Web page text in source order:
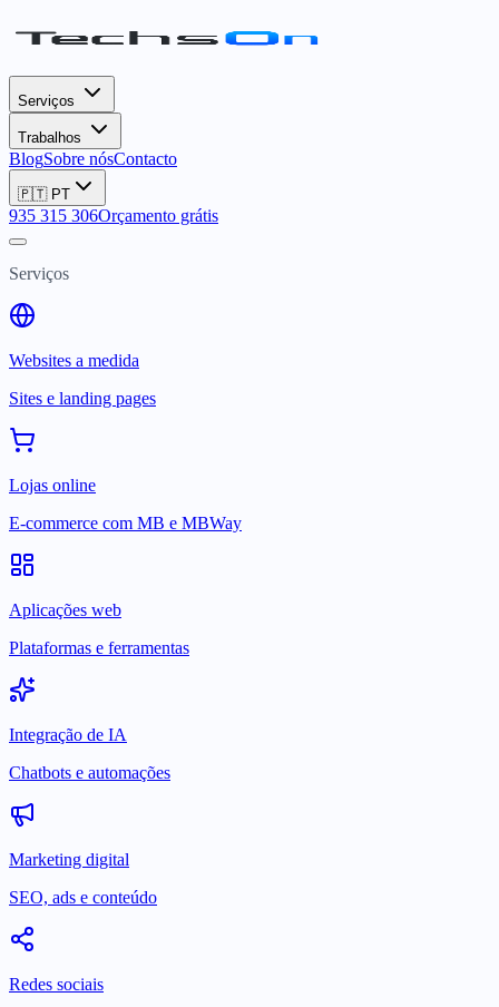
Serviços
Trabalhos
BlogSobre nósContacto
🇵🇹 PT
935 315 306Orçamento grátis
Serviços
Websites a medida
Sites e landing pages
Lojas online
E-commerce com MB e MBWay
Aplicações web
Plataformas e ferramentas
Integração de IA
Chatbots e automações
Marketing digital
SEO, ads e conteúdo
Redes sociais